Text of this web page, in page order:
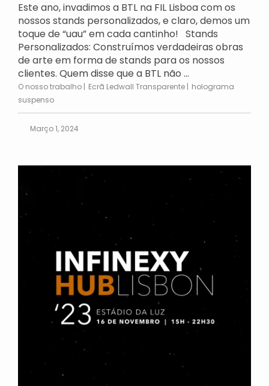
Este ano, invadimos a BTL na FIL Lisboa com os
nossos stands personalizados, e claro, demos um
toque de “uau” em cada cantinho! Stands
Personalizados: Construímos verdadeiras obras
de arte em forma de stands para os nossos
clientes. Quem disse que a BTL não ...
O nosso trabalho Ecrã Ledwall Transparente
holograma
suspenso
Março 1, 2024